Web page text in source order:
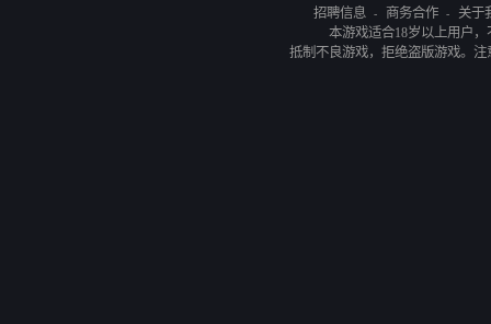
招聘信息 - 商务合作 -
关于
本游戏适合18岁以上用户
抵制不良游戏，拒绝盗版游戏。